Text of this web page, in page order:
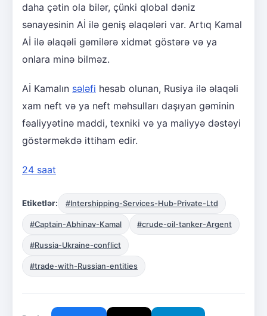
daha çətin ola bilər, çünki qlobal dəniz
sənayesinin Aİ ilə geniş əlaqələri var. Artıq Kamal
Aİ ilə əlaqəli gəmilərə xidmət göstərə və ya
onlara minə bilməz.
Aİ Kamalın sələfi hesab olunan, Rusiya ilə əlaqəli
xam neft və ya neft məhsulları daşıyan gəminin
fəaliyyətinə maddi, texniki və ya maliyyə dəstəyi
göstərməkdə ittiham edir.
24 saat
Etiketlər: #Intershipping-Services-Hub-Private-Ltd
#Captain-Abhinav-Kamal #crude-oil-tanker-Argent
#Russia-Ukraine-conflict
#trade-with-Russian-entities